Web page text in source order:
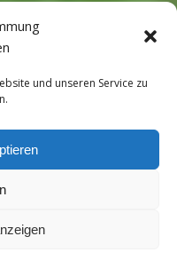
und unseren Service zu